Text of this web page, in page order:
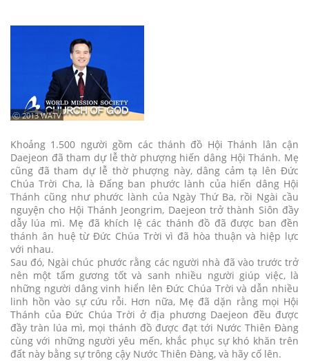
ⓒ 2013 WATV
Khoảng 1.500 người gồm các thánh đồ Hội Thánh lân cận
Daejeon đã tham dự lễ thờ phượng hiến dâng Hội Thánh. Mẹ
cũng đã tham dự lễ thờ phượng này, dâng cảm tạ lên Đức
Chúa Trời Cha, là Đấng ban phước lành của hiến dâng Hội
Thánh cũng như phước lành của Ngày Thứ Ba, rồi Ngài cầu
nguyện cho Hội Thánh Jeongrim, Daejeon trở thành Siôn đầy
dẫy lúa mì. Mẹ đã khích lệ các thánh đồ đã được ban đền
thánh ân huệ từ Đức Chúa Trời vì đã hòa thuận và hiệp lực
với nhau.
Sau đó, Ngài chúc phước rằng các người nhà đã vào trước trở
nên một tấm gương tốt và sanh nhiều người giúp việc, là
những người dâng vinh hiển lên Đức Chúa Trời và dẫn nhiều
linh hồn vào sự cứu rỗi. Hơn nữa, Mẹ đã dặn rằng mọi Hội
Thánh của Đức Chúa Trời ở địa phương Daejeon đều được
đầy tràn lúa mì, mọi thánh đồ được đạt tới Nước Thiên Đàng
cùng với những người yêu mến, khắc phục sự khó khăn trên
đất này bằng sự trông cậy Nước Thiên Đàng, và hãy cố lên.